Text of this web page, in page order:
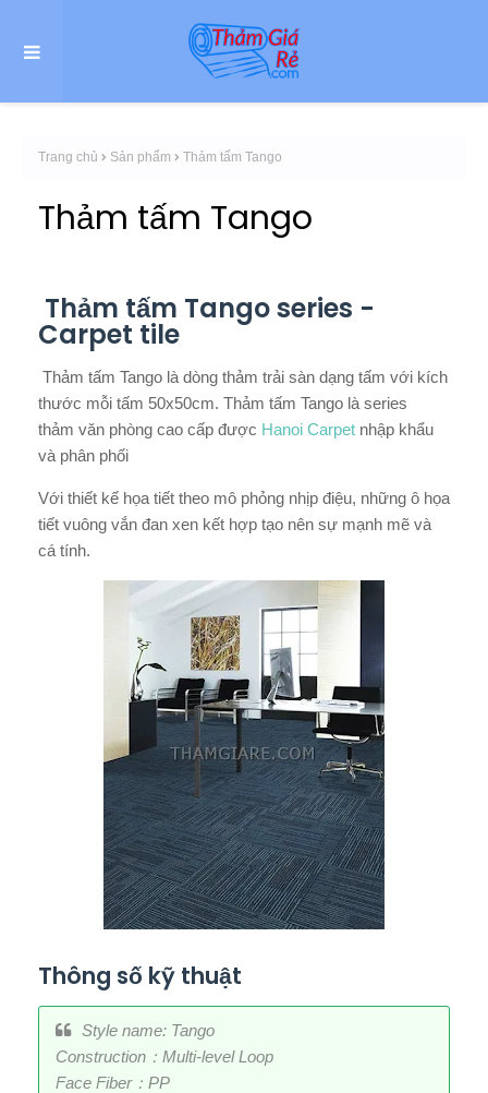
Trang chủ Sản phẩm Thảm tấm Tango
Thảm tấm Tango
Thảm tấm Tango series -
Carpet tile
Thảm tấm Tango là dòng thảm trải sàn dạng tấm với kích
thước mỗi tấm 50x50cm. Thảm tấm Tango là series
thảm văn phòng cao cấp được Hanoi Carpet nhập khẩu
và phân phối
Với thiết kế họa tiết theo mô phỏng nhịp điệu, những ô họa
tiết vuông vắn đan xen kết hợp tạo nên sự mạnh mẽ và
cá tính.
Thông số kỹ thuật
Style name: Tango
Construction：Multi-level Loop
Face Fiber：PP